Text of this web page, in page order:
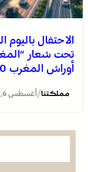
الاحتفال
تحت شعار
أوراش المغرب 2030”
مملكتنا/ أغسطس 6, 2026
القوات المسلحة